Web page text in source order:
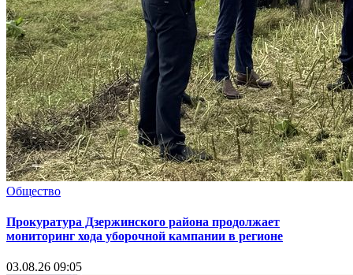
Общество
Прокуратура Дзержинского района продолжает
мониторинг хода уборочной кампании в регионе
03.08.26 09:05